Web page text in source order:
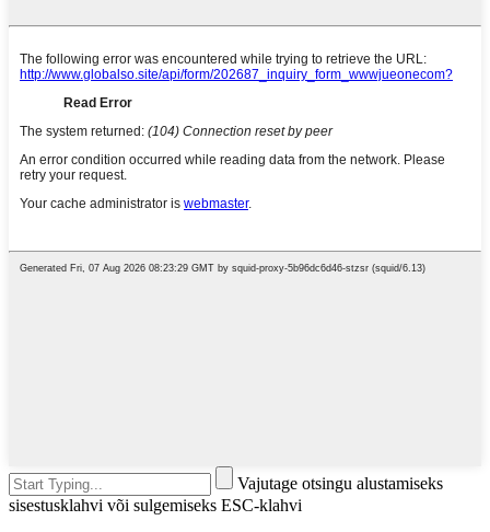
Vajutage otsingu alustamiseks
sisestusklahvi või sulgemiseks ESC-klahvi